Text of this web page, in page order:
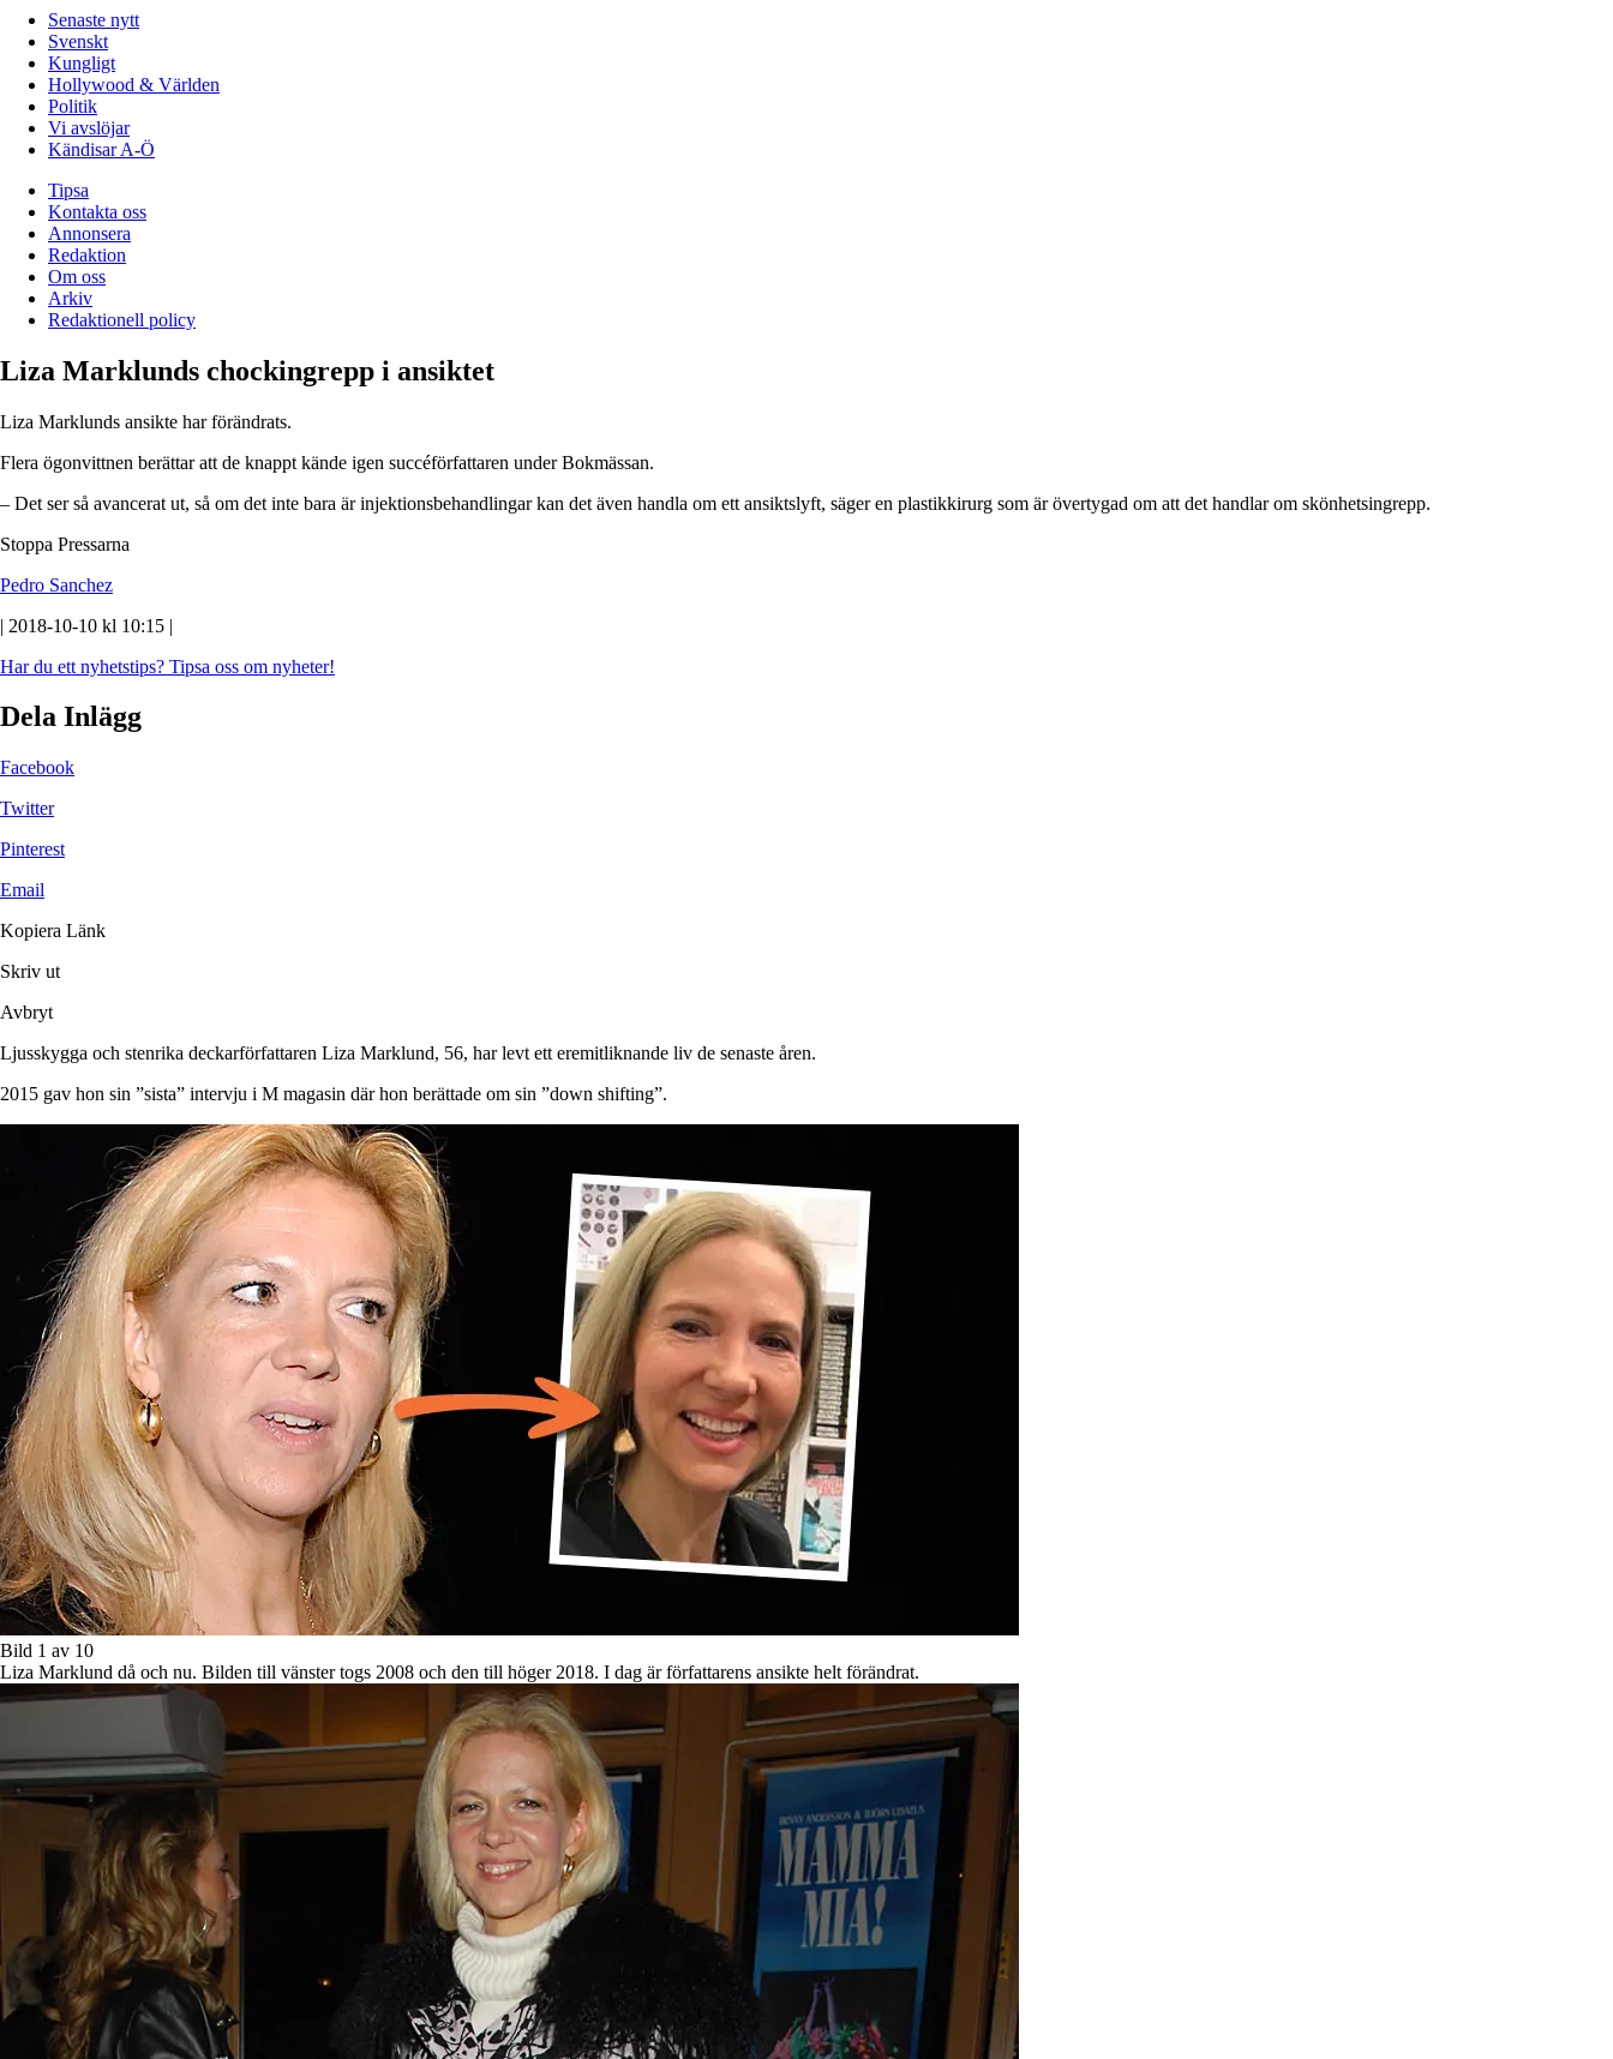
Senaste nytt
Svenskt
Kungligt
Hollywood & Världen
Politik
Vi avslöjar
Kändisar A-Ö
Tipsa
Kontakta oss
Annonsera
Redaktion
Om oss
Arkiv
Redaktionell policy
Liza Marklunds chockingrepp i ansiktet
Liza Marklunds ansikte har förändrats.
Flera ögonvittnen berättar att de knappt kände igen succéförfattaren under Bokmässan.
– Det ser så avancerat ut, så om det inte bara är injektionsbehandlingar kan det även handla om ett ansiktslyft, säger en plastikkirurg som är övertygad om att det handlar om skönhetsingrepp.
Stoppa Pressarna
Pedro Sanchez
| 2018-10-10 kl 10:15 |
Har du ett nyhetstips? Tipsa oss om nyheter!
Dela Inlägg
Facebook
Twitter
Pinterest
Email
Kopiera Länk
Skriv ut
Avbryt
Ljusskygga och stenrika deckarförfattaren Liza Marklund, 56, har levt ett eremitliknande liv de senaste åren.
2015 gav hon sin ”sista” intervju i M magasin där hon berättade om sin ”down shifting”.
Bild 1 av 10
Liza Marklund då och nu. Bilden till vänster togs 2008 och den till höger 2018. I dag är författarens ansikte helt förändrat.